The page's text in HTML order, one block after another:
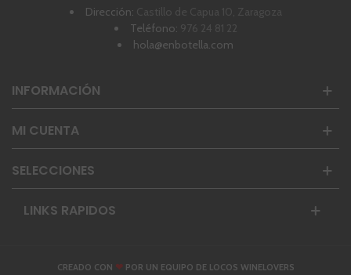
Dirección: Castillo de Capua 10, Zaragoza
Teléfono: 976 24 81 22
hola@enbotella.com
INFORMACIÓN
MI CUENTA
SELECCIONES
LINKS RAPIDOS
CREADO CON ❤POR UN EQUIPO DE LOCOS WINELOVERS